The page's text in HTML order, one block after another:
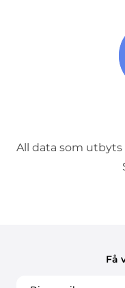
All data som
Få